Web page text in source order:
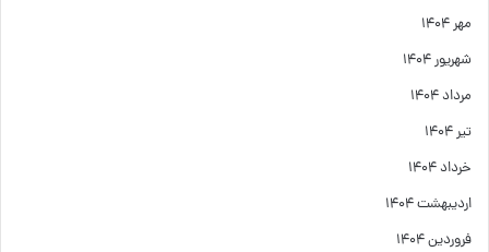
مهر ۱۴۰۴
شهریور ۱۴۰۴
مرداد ۱۴۰۴
تیر ۱۴۰۴
خرداد ۱۴۰۴
اردیبهشت ۱۴۰۴
فروردین ۱۴۰۴